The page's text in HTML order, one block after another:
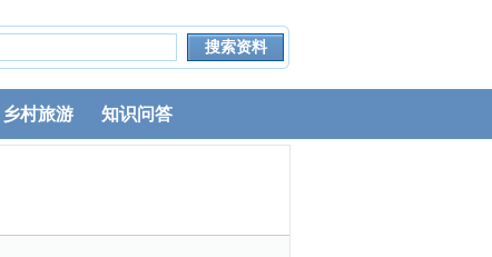
乡村旅游 知识问答